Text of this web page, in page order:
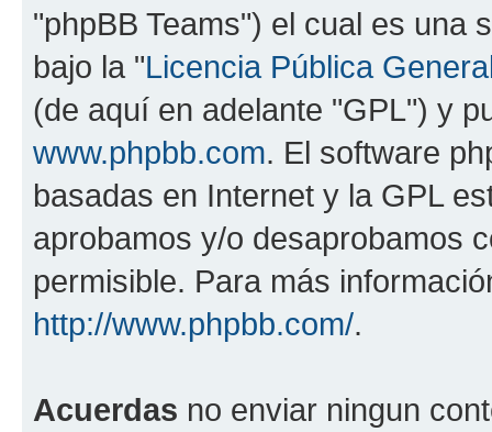
"phpBB Teams") el cual es una
bajo la "Licencia Pública
(de aquí en adelante "GPL") y
www.phpbb.com. El software
basadas en Internet y la GPL
aprobamos y/o desaprobamos
permisible. Para más
http://www.phpbb.com/.
Acuerdas no enviar ningun